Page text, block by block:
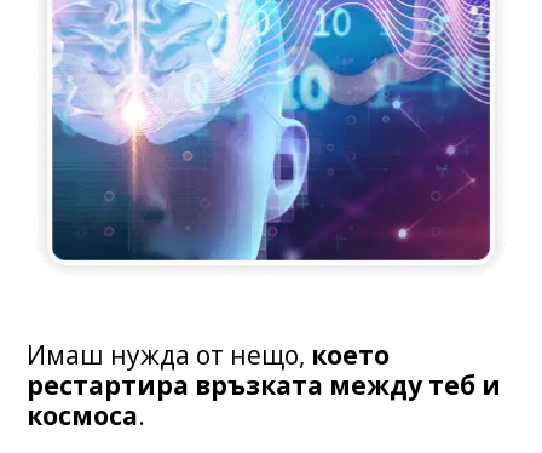
Имаш нужда от нещо, което
рестартира връзката между теб и
космоса.